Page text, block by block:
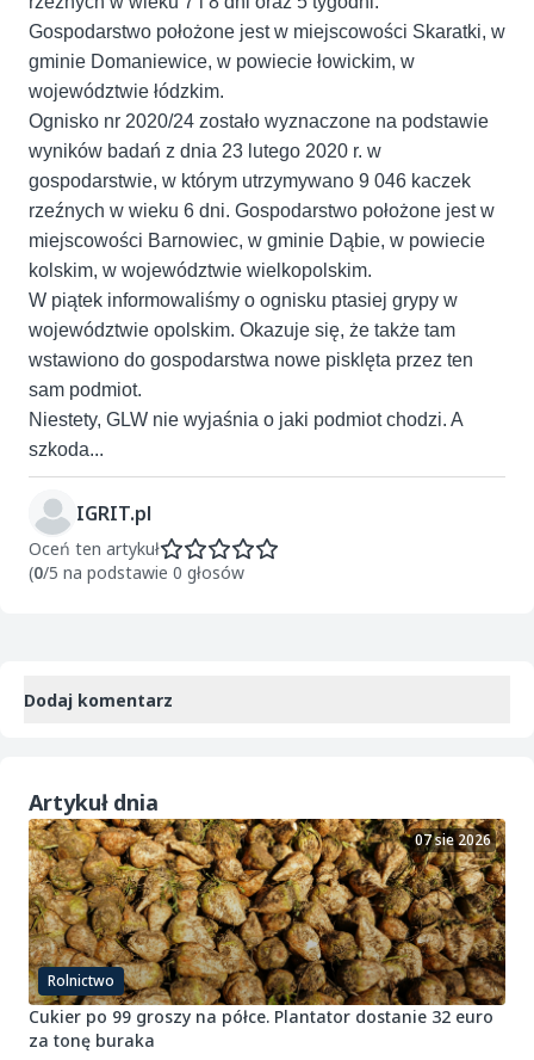
Gospodarstwo położone jest w miejscowości Skaratki, w
gminie Domaniewice, w powiecie łowickim, w
województwie łódzkim.
Ognisko nr 2020/24 zostało wyznaczone na podstawie
wyników badań z dnia 23 lutego 2020 r. w
gospodarstwie, w którym utrzymywano 9 046 kaczek
rzeźnych w wieku 6 dni. Gospodarstwo położone jest w
miejscowości Barnowiec, w gminie Dąbie, w powiecie
kolskim, w województwie wielkopolskim.
W piątek informowaliśmy o ognisku ptasiej grypy w
województwie opolskim. Okazuje się, że także tam
wstawiono do gospodarstwa nowe pisklęta przez ten
sam podmiot.
Niestety, GLW nie wyjaśnia o jaki podmiot chodzi. A
szkoda...
IGRIT.pl
Oceń ten artykuł
(0/5 na podstawie 0 głosów
Dodaj komentarz
Artykuł dnia
Rolnictwo
07 sie 2026
Cukier po 99 groszy na półce. Plantator dostanie 32 euro
za tonę buraka